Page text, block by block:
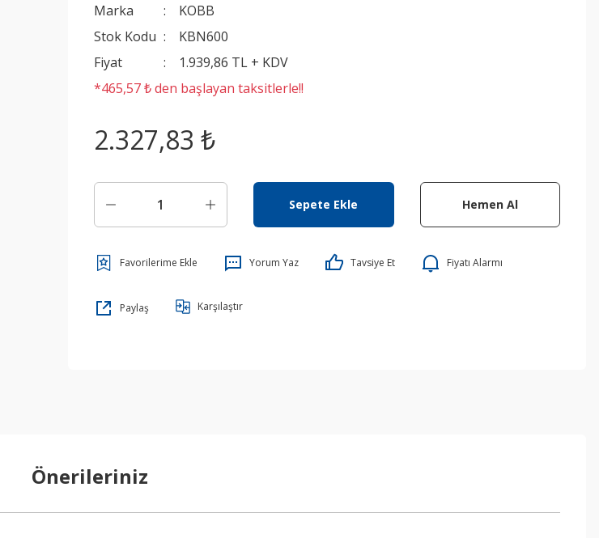
Marka
KOBB
Stok Kodu
KBN600
Fiyat
1.939,86 TL + KDV
*465,57 ₺ den başlayan taksitlerle!!
2.327,83 ₺
Sepete Ekle Hemen Al
Yorum Yaz Tavsiye Et Fiyatı Alarmı
Paylaş Karşılaştır
Önerileriniz